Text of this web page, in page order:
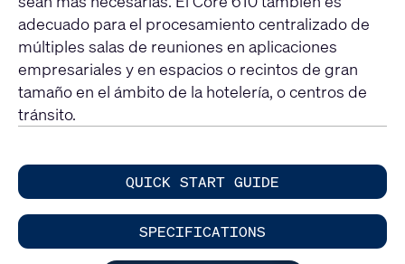
adecuado para el procesamiento centralizado de
múltiples salas de reuniones en aplicaciones
empresariales y en espacios o recintos de gran
tamaño en el ámbito de la hotelería, o centros de
tránsito.
QUICK START GUIDE
SPECIFICATIONS